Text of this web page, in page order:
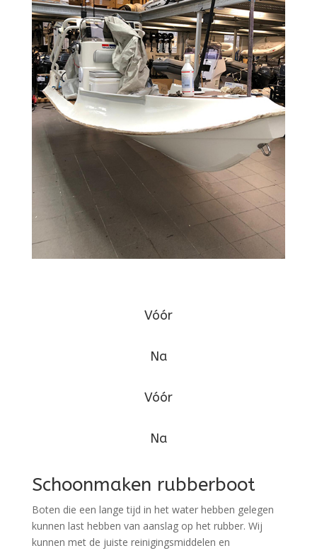
Vóór
Na
Vóór
Na
Schoonmaken rubberboot
Boten die een lange tijd in het water hebben gelegen
kunnen last hebben van aanslag op het rubber. Wij
kunnen met de juiste reinigingsmiddelen en